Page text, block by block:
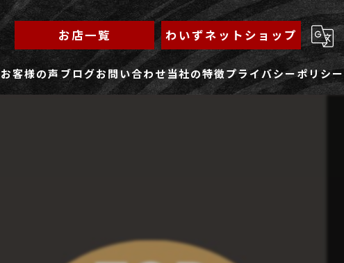
お店一覧 わいずネットショップ
お客様の声 ブログお問い合わせ当社の特徴プライバシーポリシー